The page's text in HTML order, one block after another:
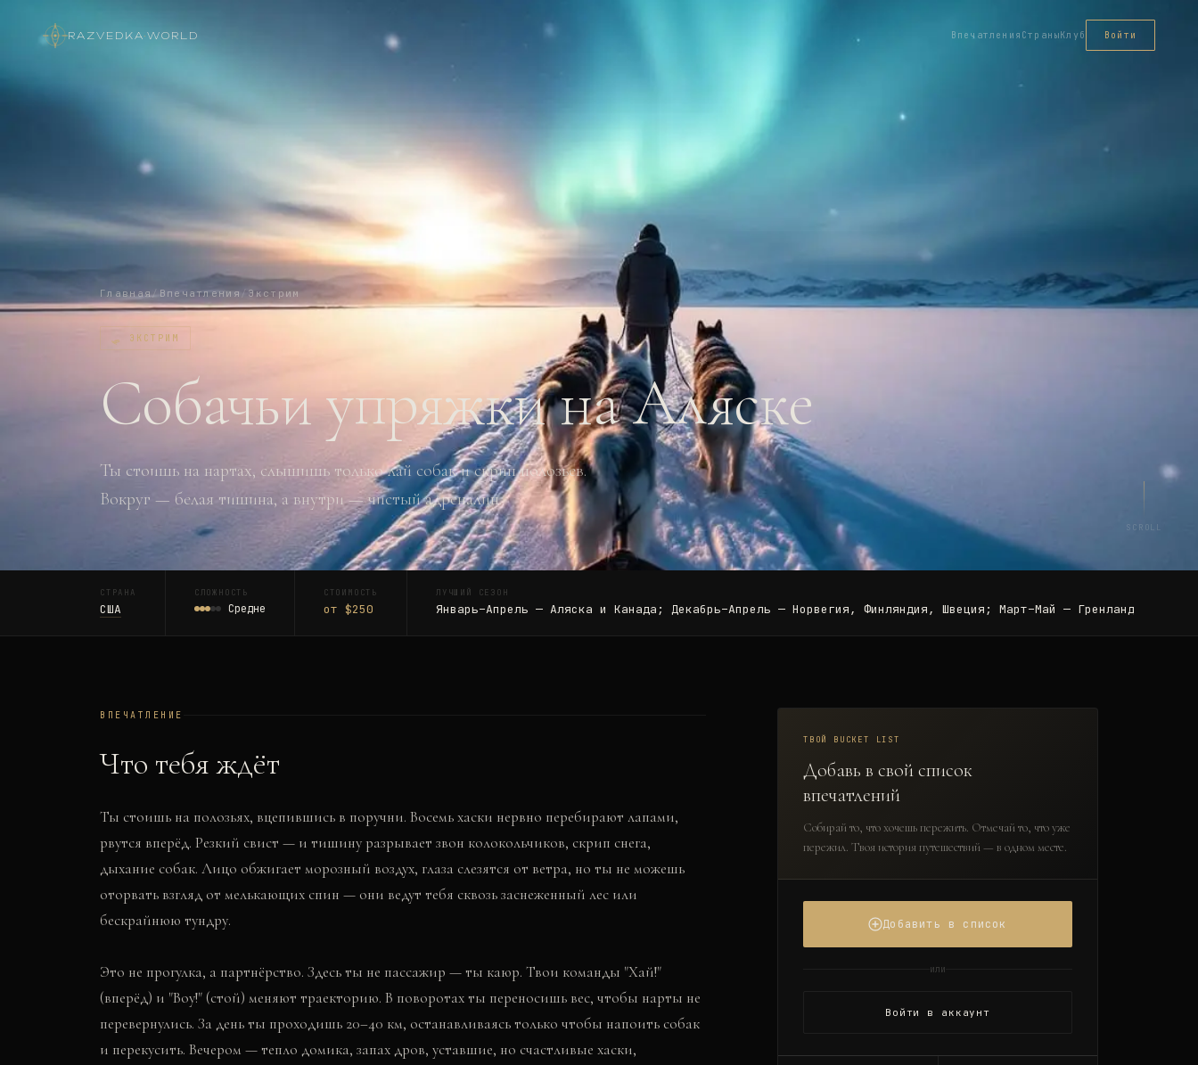
RAZVEDKA·WORLD Впечатления СтраныКлуб Войти
Главная/Впечатления / Экстрим
🛷 ЭКСТРИМ
Собачьи упряжки на Аляске
Ты стоишь на нартах, слышишь только лай собак и скрип полозьев.
Вокруг — белая тишина, а внутри — чистый адреналин.
SCROLL
СТРАНА
США
СЛОЖНОСТЬ
Средне
СТОИМОСТЬ
от $250
ЛУЧШИЙ СЕЗОН
Январь–Апрель — Аляска и Канада; Декабрь–Апрель — Норвегия, Финляндия, Швеция; Март–Май — Гренландия
ВПЕЧАТЛЕНИЕ
Что тебя ждёт
Ты стоишь на полозьях, вцепившись в поручни. Восемь хаски нервно перебирают лапами,
рвутся вперёд. Резкий свист — и тишину разрывает звон колокольчиков, скрип снега,
дыхание собак. Лицо обжигает морозный воздух, глаза слезятся от ветра, но ты не можешь
оторвать взгляд от мелькающих спин — они ведут тебя сквозь заснеженный лес или
бескрайнюю тундру.
Это не прогулка, а партнёрство. Здесь ты не пассажир — ты каюр. Твои команды "Хай!"
(вперёд) и "Воу!" (стой) меняют траекторию. В поворотах ты переносишь вес, чтобы нарты не
перевернулись. За день ты проходишь 20–40 км, останавливаясь только чтобы напоить собак
и перекусить. Вечером — тепло домика, запах дров, уставшие, но счастливые хаски,
ТВОЙ BUCKET LIST
Добавь в свой список
впечатлений
Собирай то, что хочешь пережить. Отмечай то, что уже
пережил. Твоя история путешествий — в одном месте.
Добавить в список
или
Войти в аккаунт